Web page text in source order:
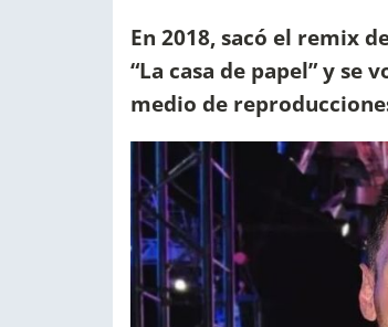
En 2018, sacó el remix
“La casa de papel” y
medio de